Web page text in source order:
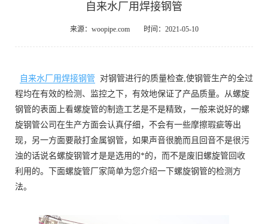
自来水厂用焊接钢管
来源：woopipe.com 时间：2021-05-10
自来水厂用焊接钢管
对钢管进行的质量检查,使钢管生产的全过
程均在有效的检测、监控之下，有效地保证了产品质量。从螺旋
钢管的表面上看螺旋管的制造工艺是不是精致，一般来说好的螺
旋钢管公司在生产方面会认真仔细，不会有一些摩擦瑕疵等出
现，另一方面要敲打金属钢管，如果声音很脆而且回音不是很污
浊的话说名螺旋钢管才是是选用的*的，而不是废旧螺旋管回收
利用的。下面螺旋管厂家简单为您介绍一下螺旋钢管的检测方
法。